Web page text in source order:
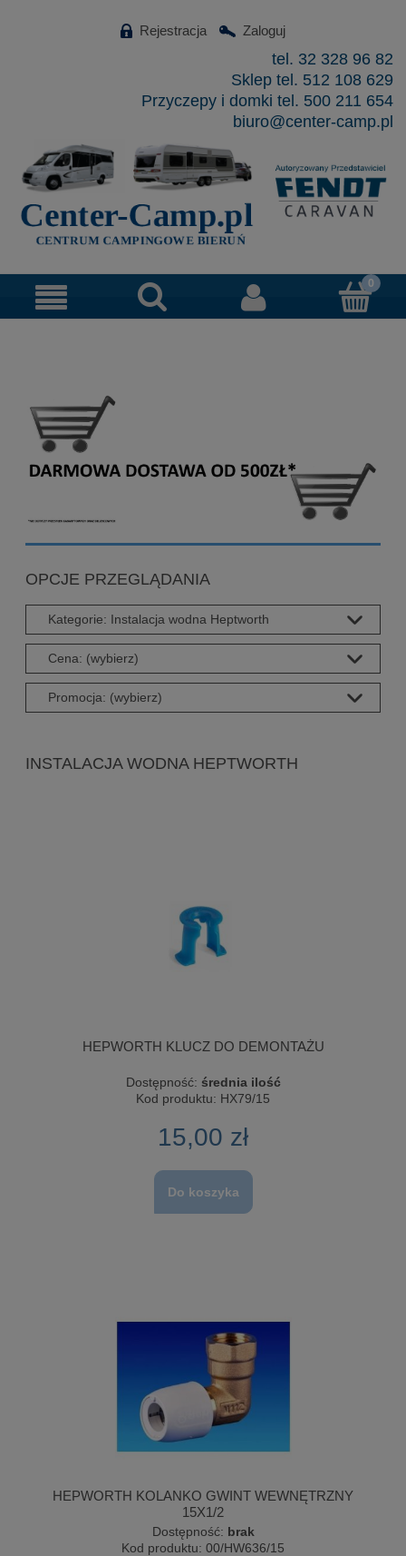
Rejestracja Zaloguj
tel. 32 328 96 82
Sklep tel. 512 108 629
Przyczepy i domki tel. 500 211 654
biuro@center-camp.pl
OPCJE PRZEGLĄDANIA
Kategorie: Instalacja wodna Heptworth
Cena: (wybierz)
Promocja: (wybierz)
INSTALACJA WODNA HEPTWORTH
HEPWORTH KLUCZ DO DEMONTAŻU
Dostępność: średnia ilość
Kod produktu: HX79/15
15,00 zł
Do koszyka
HEPWORTH KOLANKO GWINT WEWNĘTRZNY
15X1/2
Dostępność: brak
Kod produktu: 00/HW636/15